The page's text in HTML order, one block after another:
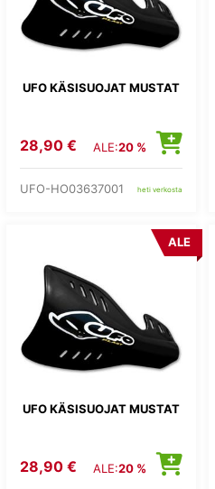
UFO KÄSISUOJAT MUSTAT
28,90 € ALE:20 %
UFO-HO03637001 heti verkosta
UFO KÄSISUOJAT MUSTAT
ALE
28,90 € ALE:20 %